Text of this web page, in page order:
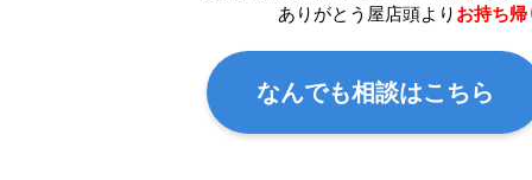
ありがとう屋店頭より お持ち帰
なんでも相談はこちら